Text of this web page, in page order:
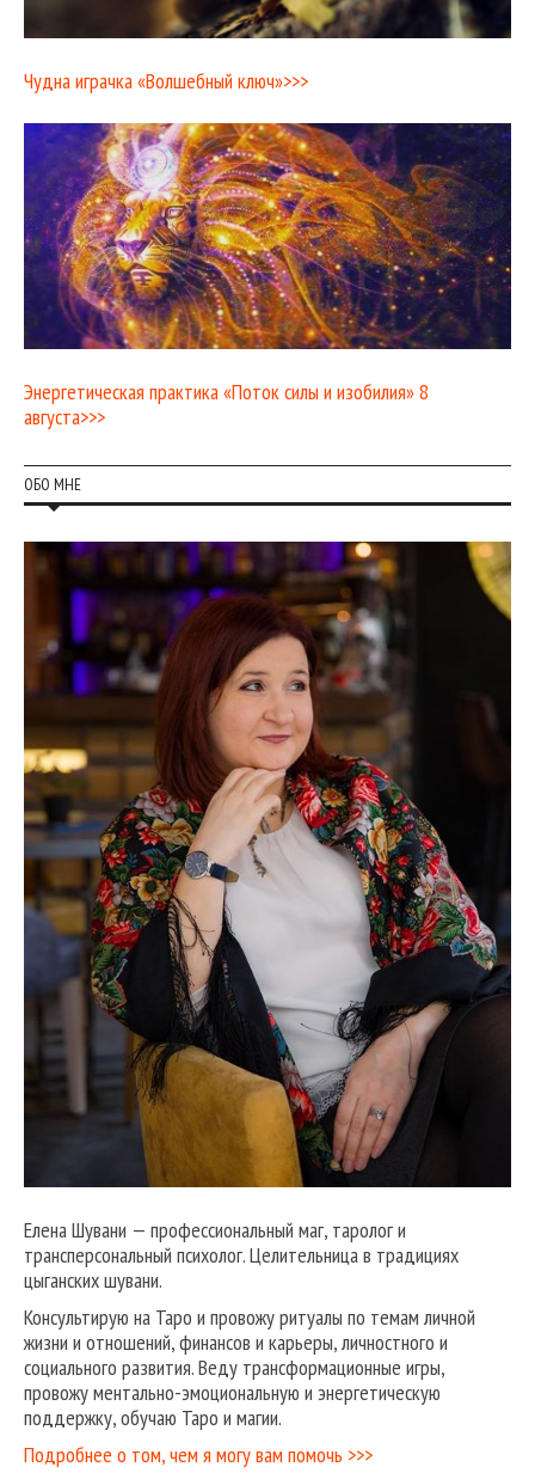
Чудна играчка «Волшебный ключ»>>>
Энергетическая практика «Поток силы и изобилия» 8
августа>>>
ОБО МНЕ
Елена Шувани — профессиональный маг, таролог и
трансперсональный психолог. Целительница в традициях
цыганских шувани.
Консультирую на Таро и провожу ритуалы по темам личной
жизни и отношений, финансов и карьеры, личностного и
социального развития. Веду трансформационные игры,
провожу ментально-эмоциональную и энергетическую
поддержку, обучаю Таро и магии.
Подробнее о том, чем я могу вам помочь >>>